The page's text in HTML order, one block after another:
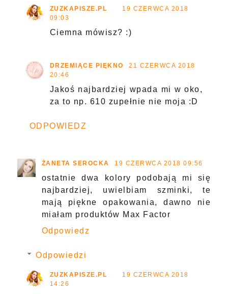
ZUZKAPISZE.PL
19 CZERWCA 2018
09:03
Ciemna mówisz? :)
DRZEMIĄCE PIĘKNO
21 CZERWCA 2018
20:46
Jakoś najbardziej wpada mi w oko,
za to np. 610 zupełnie nie moja :D
ODPOWIEDZ
ŻANETA SEROCKA 19 CZERWCA 2018 09:56
ostatnie dwa kolory podobają mi się
najbardziej, uwielbiam szminki, te
mają piękne opakowania, dawno nie
miałam produktów Max Factor
Odpowiedz
Odpowiedzi
ZUZKAPISZE.PL
19 CZERWCA 2018
14:26